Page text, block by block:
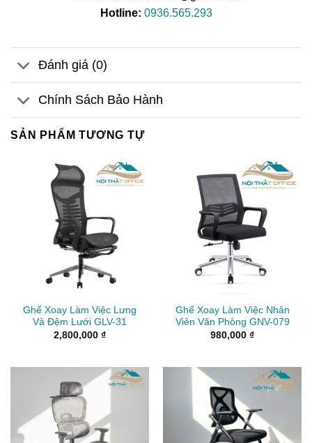
Hotline: 0936.565.293
Đánh giá (0)
Chính Sách Bảo Hành
SẢN PHẨM TƯƠNG TỰ
Ghế Xoay Làm Việc Lưng
Và Đệm Lưới GLV-31
2,800,000 ₫
Ghế Xoay Làm Việc Nhân
Viên Văn Phòng GNV-079
980,000 ₫